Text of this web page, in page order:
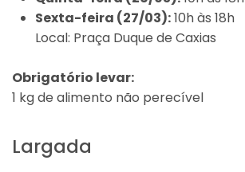
Sexta-feira (27/03):10h às 18h
Local: Praça Duque de Caxias
Obrigatório levar:
1 kg de alimento não perecível
Largada